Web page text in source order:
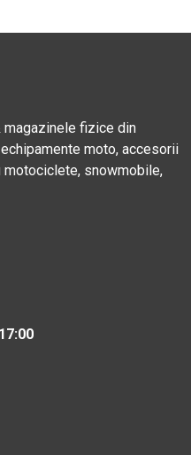
magazinele fizice din
moto, accesorii
snowmobile,